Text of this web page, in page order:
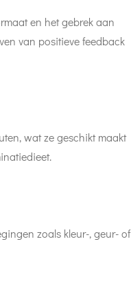
en het gebrek aan
van positieve feedback
wat ze geschikt maakt
zoals kleur-, geur- of